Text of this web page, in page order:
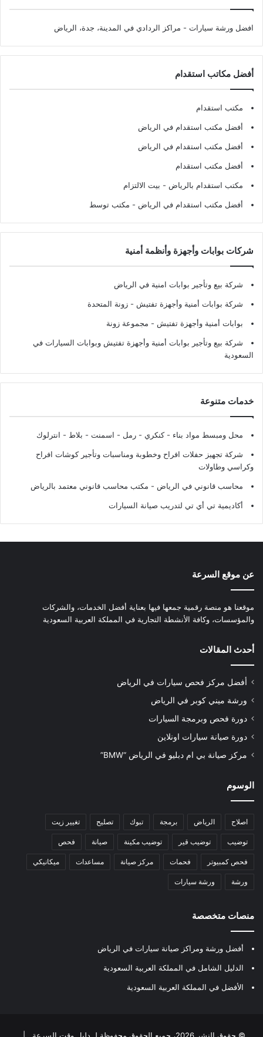
افضل ورشة سيارات - مراكز الردادي في المدينة، جدة، الرياض
أفضل مكاتب استقدام
مكتب استقدام
أفضل مكتب استقدام في الرياض
أفضل مكتب استقدام في الرياض
أفضل مكتب استقدام
مكتب استقدام بالرياض - بيت الالتزام
أفضل مكتب استقدام في الرياض - مكتب توسط
شركات بوابات وأجهزة وأنظمة أمنية
شركة بيع وتأجير بوابات امنية في الرياض
شركة بوابات أمنية وأجهزة تفتيش - زونة المتحدة
بوابات أمنية وأجهزة تفتيش - مجموعة زونة
شركة بيع وتأجير بوابات أمنية وأجهزة تفتيش وبوابات السيارات في
السعودية
خدمات متنوعة
محل ومبسط مواد بناء - كنكري - رمل - اسمنت - بلاط - انترلوك
شركة تجهيز حفلات افراح وخطوبة ومناسبات وتأجير كوشات افراح
وكراسي وطاولات
محاسب قانوني في الرياض - مكتب محاسب قانوني معتمد بالرياض
أكاديمية تي أي تي لتدريب صيانة السيارات
عن موقع السرعة
موقعنا هو منصة رقمية جمعها فيها بعناية أفضل الخدمات، والشركات
والمؤسسات، وكافة الأنشطة التجارية في المملكة العربية السعودية
أحدث المقالات
أفضل مركز فحص سيارات في الرياض
ورشة ميني كوبر في الرياض
دورة فحص وبرمجة السيارات
دورة صيانة سيارات اونلاين
مركز صيانة بي ام دبليو في الرياض “BMW”
الوسوم
اصلاح الرياض برمجة تبوك تصليح تغيير زيت
توضيب توضيب قير توضيب مكينة صيانة فحص
فحص كمبيوتر فحمات مركز صيانة مساعدات ميكانيكي
ورشة ورشة سيارات
منصات متخصصة
أفضل ورشة ومراكز صيانة سيارات في الرياض
الدليل الشامل في المملكة العربية السعودية
الأفضل في المملكة العربية السعودية
© حقوق النشر 2026، جميع الحقوق محفوظة لـ دليل وقت السرعة